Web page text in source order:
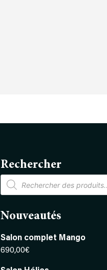
Rechercher
Recherche
de
produits
Nouveautés
Salon complet Mango
690,00€